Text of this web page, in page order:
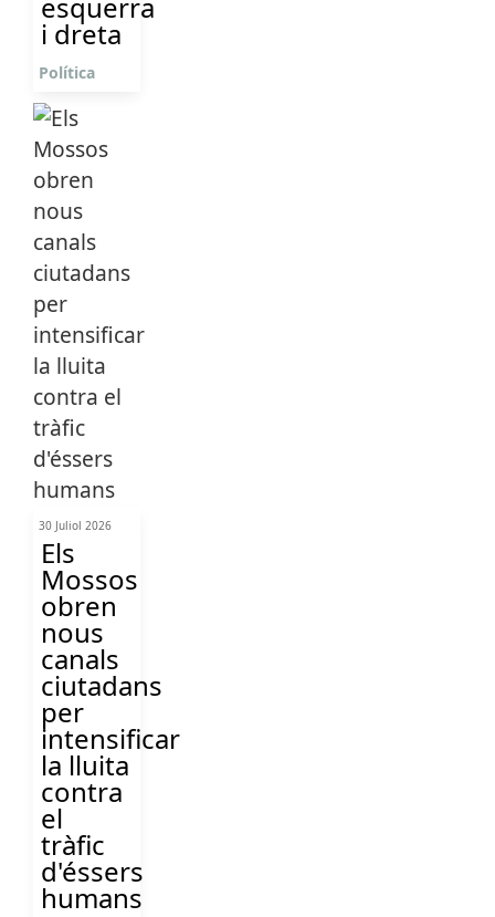
i dreta
Política
30 Juliol 2026
Els
Mossos
obren
nous
canals
ciutadans
per
intensificar
la lluita
contra
el
tràfic
d'éssers
humans